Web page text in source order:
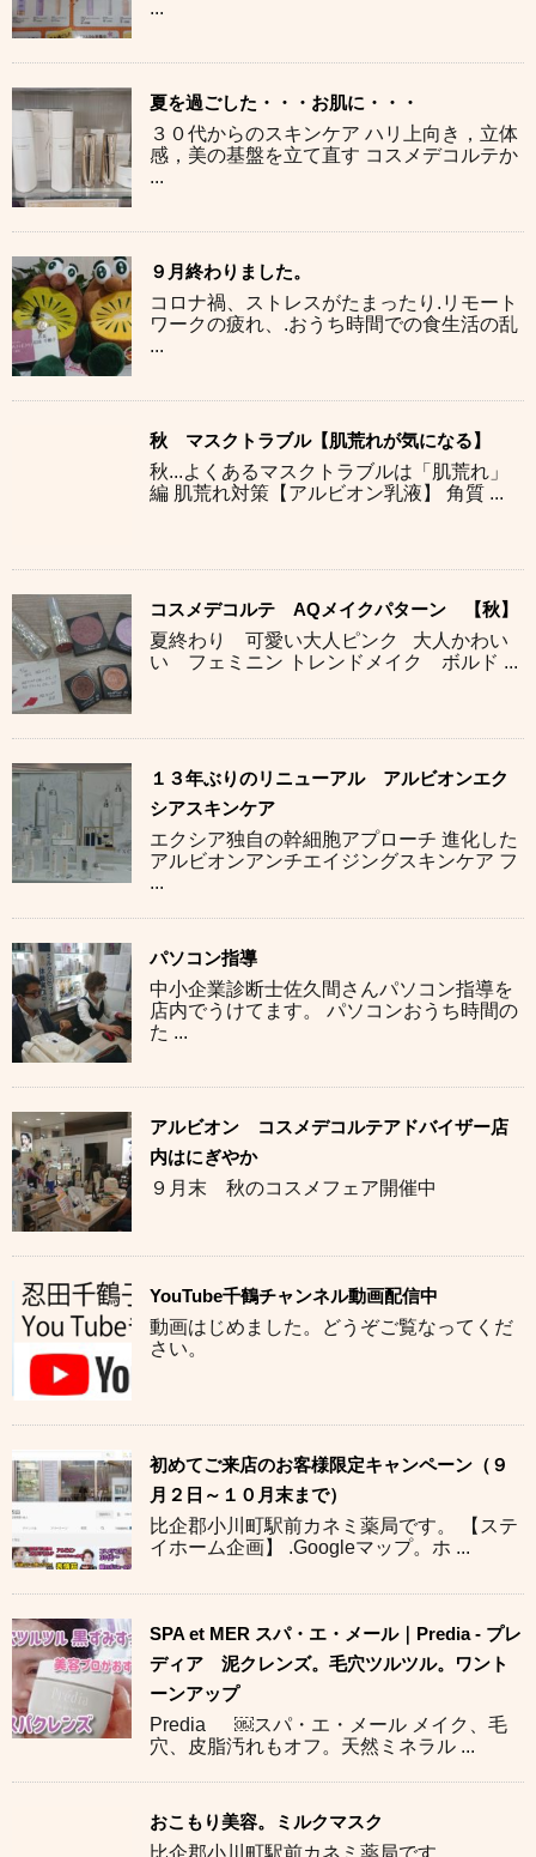
...
夏を過ごした・・・お肌に・・・
３０代からのスキンケア ハリ上向き，立体
感，美の基盤を立て直す コスメデコルテか
...
９月終わりました。
コロナ禍、ストレスがたまったり.リモート
ワークの疲れ、.おうち時間での食生活の乱
...
秋 マスクトラブル【肌荒れが気になる】
秋...よくあるマスクトラブルは「肌荒れ」
編 肌荒れ対策【アルビオン乳液】 角質 ...
コスメデコルテ AQメイクパターン 【秋】
夏終わり 可愛い大人ピンク 大人かわい
い フェミニン トレンドメイク ボルド ...
１３年ぶりのリニューアル アルビオンエク
シアスキンケア
エクシア独自の幹細胞アプローチ 進化した
アルビオンアンチエイジングスキンケア フ
...
パソコン指導
中小企業診断士佐久間さんパソコン指導を
店内でうけてます。 パソコンおうち時間の
た ...
アルビオン コスメデコルテアドバイザー店
内はにぎやか
９月末 秋のコスメフェア開催中
YouTube千鶴チャンネル動画配信中
動画はじめました。どうぞご覧なってくだ
さい。
初めてご来店のお客様限定キャンペーン（９
月２日～１０月末まで）
比企郡小川町駅前カネミ薬局です。 【ステ
イホーム企画】 .Googleマップ。ホ ...
SPA et MER スパ・エ・メール｜Predia - プレ
ディア 泥クレンズ。毛穴ツルツル。ワント
ーンアップ
Predia ￼スパ・エ・メール メイク、毛
穴、皮脂汚れもオフ。天然ミネラル ...
おこもり美容。ミルクマスク
比企郡小川町駅前カネミ薬局です